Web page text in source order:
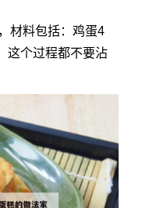
材料包括：鸡蛋4
这个过程都不要沾